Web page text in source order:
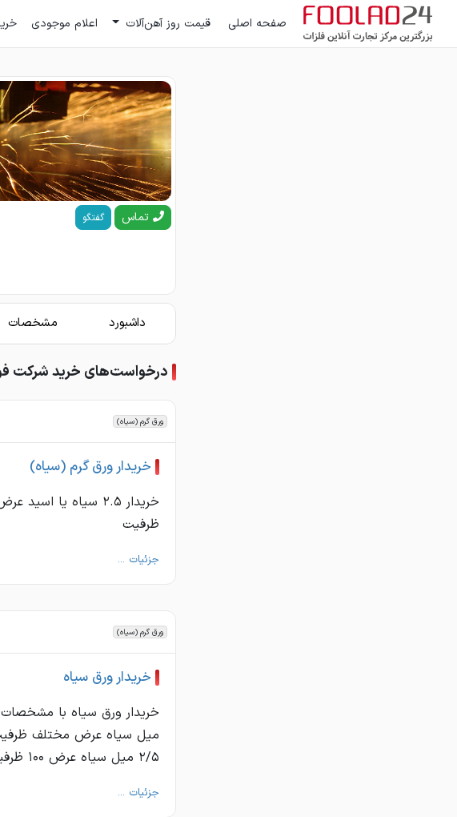
صفحه اصلی قیمت روز آهن‌آلات اعلام موجودی
تماس گفتگو
داشبورد مشخصات
درخواست‌های خرید شركت
ورق گرم (سیاه)
خریدار ورق گرم (سیاه)
ظرفیت
جزئیات ...
ورق گرم (سیاه)
خریدار ورق سیاه
میل سیاه عرض مختلف
۲/۵ میل سیاه عرض ۱۰۰ ظرفیت خریدارم
جزئیات ...